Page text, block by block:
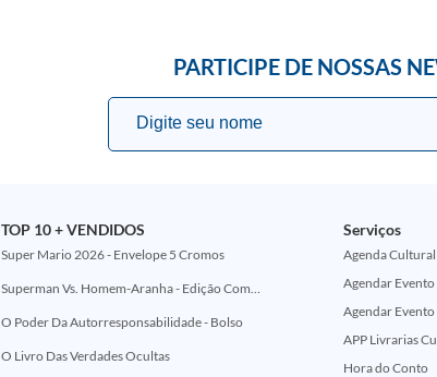
PARTICIPE DE NOSSAS
TOP 10 + VENDIDOS
Super Mario 2026 - Envelope 5 Cromos
Superman Vs. Homem-Aranha - Edição Comemorativa 50 Anos (Encontros Clássicos Dc E Marvel)
O Poder Da Autorresponsabilidade - Bolso
O Livro Das Verdades Ocultas
Serviços
Agenda Cultural
Agendar
Agendar
APP Livrarias
Hora do Conto